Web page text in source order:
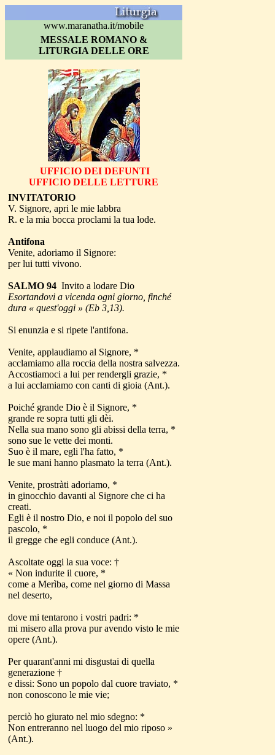
www.maranatha.it/mobile
MESSALE ROMANO &
LITURGIA DELLE ORE
UFFICIO DEI DEFUNTI
UFFICIO DELLE LETTURE
INVITATORIO
V. Signore, apri le mie labbra
R. e la mia bocca proclami la tua lode.
Antifona
Venite, adoriamo il Signore:
per lui tutti vivono.
SALMO 94 Invito a lodare Dio
Esortandovi a vicenda ogni giorno, finché
dura « quest'oggi » (Eb 3,13).
Si enunzia e si ripete l'antifona.
Venite, applaudiamo al Signore, *
acclamiamo alla roccia della nostra salvezza.
Accostiamoci a lui per rendergli grazie, *
a lui acclamiamo con canti di gioia (Ant.).
Poiché grande Dio è il Signore, *
grande re sopra tutti gli dèi.
Nella sua mano sono gli abissi della terra, *
sono sue le vette dei monti.
Suo è il mare, egli l'ha fatto, *
le sue mani hanno plasmato la terra (Ant.).
Venite, prostràti adoriamo, *
in ginocchio davanti al Signore che ci ha
creati.
Egli è il nostro Dio, e noi il popolo del suo
pascolo, *
il gregge che egli conduce (Ant.).
Ascoltate oggi la sua voce: †
« Non indurite il cuore, *
come a Merìba, come nel giorno di Massa
nel deserto,
dove mi tentarono i vostri padri: *
mi misero alla prova pur avendo visto le mie
opere (Ant.).
Per quarant'anni mi disgustai di quella
generazione †
e dissi: Sono un popolo dal cuore traviato, *
non conoscono le mie vie;
perciò ho giurato nel mio sdegno: *
Non entreranno nel luogo del mio riposo »
(Ant.).